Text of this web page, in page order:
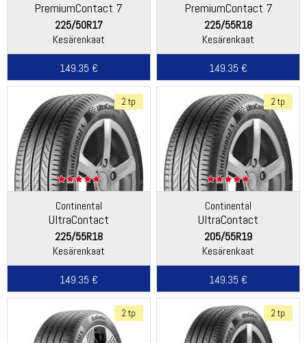
PremiumContact 7
225/50R17
Kesärenkaat
149.35 €
PremiumContact 7
225/55R18
Kesärenkaat
149.35 €
2 tp
Continental
UltraContact
225/55R18
Kesärenkaat
149.35 €
2 tp
Continental
UltraContact
205/55R19
Kesärenkaat
149.35 €
2 tp 2 tp